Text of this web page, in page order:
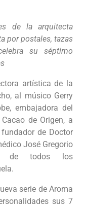
de la arquitecta
por postales, tazas
su séptimo
artística de la
al músico Gerry
embajadora del
de Origen, a
fundador de Doctor
José Gregorio
de todos los
serie de Aroma
sus 7